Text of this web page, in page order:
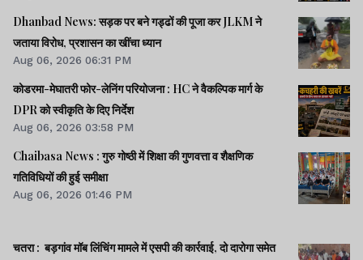
Dhanbad News: सड़क पर बने गड्ढों की पूजा कर JLKM ने
जताया विरोध, प्रशासन का खींचा ध्यान
Aug 06, 2026 06:31 PM
कोडरमा-मेघातरी फोर-लेनिंग परियोजना : HC ने वैकल्पिक मार्ग के
DPR को स्वीकृति के दिए निर्देश
Aug 06, 2026 03:58 PM
Chaibasa News : गुरु गोष्ठी में शिक्षा की गुणवत्ता व शैक्षणिक
गतिविधियों की हुई समीक्षा
Aug 06, 2026 01:46 PM
चतरा : बड़गांव मॉब लिंचिंग मामले में एसपी की कार्रवाई, दो दारोगा समेत